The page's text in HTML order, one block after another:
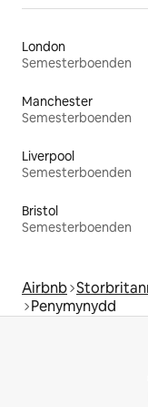
London
Semesterboenden
Manchester
Semesterboenden
Liverpool
Semesterboenden
Bristol
Semesterboenden
Airbnb
Penymynydd